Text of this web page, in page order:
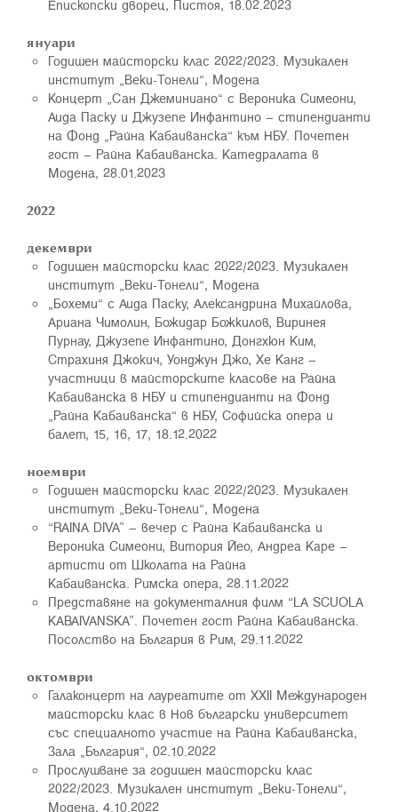
Епископски дворец, Пистоя, 18.02.2023
януари
Годишен майсторски клас 2022/2023. Музикален
институт „Веки-Тонели“, Модена
Концерт „Сан Джеминиано“ с Вероника Симеони,
Аида Паску и Джузепе Инфантино – стипендианти
на Фонд „Райна Кабаиванска“ към НБУ. Почетен
гост – Райна Кабаиванска. Катедралата в
Модена, 28.01.2023
2022
декември
Годишен майсторски клас 2022/2023. Музикален
институт „Веки-Тонели“, Модена
„Бохеми“ с Аида Паску, Александрина Михайлова,
Ариана Чимолин, Божидар Божкилов, Виринея
Пyрнау, Джузепе Инфантино, Донгхюн Ким,
Страхиня Джокич, Уонджун Джо, Хе Канг –
участници в майсторските класове на Райна
Кабаиванска в НБУ и стипендианти на Фонд
„Райна Кабаиванска“ в НБУ, Софийска опера и
балет, 15, 16, 17, 18.12.2022
ноември
Годишен майсторски клас 2022/2023. Музикален
институт „Веки-Тонели“, Модена
“RAINA DIVA” – вечер с Райна Кабаиванска и
Вероника Симеони, Витория Йео, Андреа Каре –
артисти от Школата на Райна
Кабаиванска. Римска опера, 28.11.2022
Представяне на документалния филм “LA SCUOLA
KABAIVANSKA”. Почетен гост Райна Кабаиванска.
Посолство на България в Рим, 29.11.2022
октомври
Галаконцерт на лауреатите от ХХII Международен
майсторски клас в Нов български университет
със специалното участие на Райна Кабаиванска,
Зала „България“, 02.10.2022
Прослушване за годишен майсторски клас
2022/2023. Музикален институт „Веки-Тонели“,
Модена, 4.10.2022